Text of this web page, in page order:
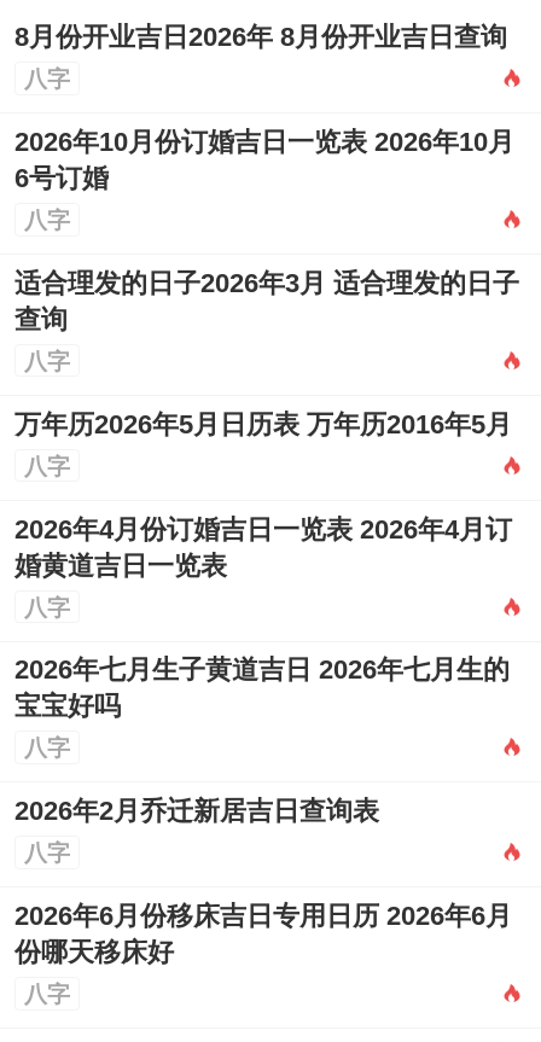
以选好了日子，开业当天的部分传统禁忌也
值的留意，力求圆满！
，
再场人员多说吉祥话，避免说不吉利、带
「破」、「败」、「亏」等字眼的词语，以
开业典礼的布置与进行 要看避开当日的煞方
（如冲狗煞南，则店铺南边不宜有过大动静
开业时举行轻松的祭祀或祈福仪式，敬神
宜省略，表达了敬畏与感恩之心！
8月份开业吉日2026年 8月份开业吉日查询
八字
2026年10月份订婚吉日一览表 2026年10月
6号订婚
八字
适合理发的日子2026年3月 适合理发的日子
查询
八字
万年历2026年5月日历表 万年历2016年5月
八字
2026年4月份订婚吉日一览表 2026年4月订
婚黄道吉日一览表
八字
2026年七月生子黄道吉日 2026年七月生的
宝宝好吗
八字
2026年2月乔迁新居吉日查询表
八字
2026年6月份移床吉日专用日历 2026年6月
份哪天移床好
八字